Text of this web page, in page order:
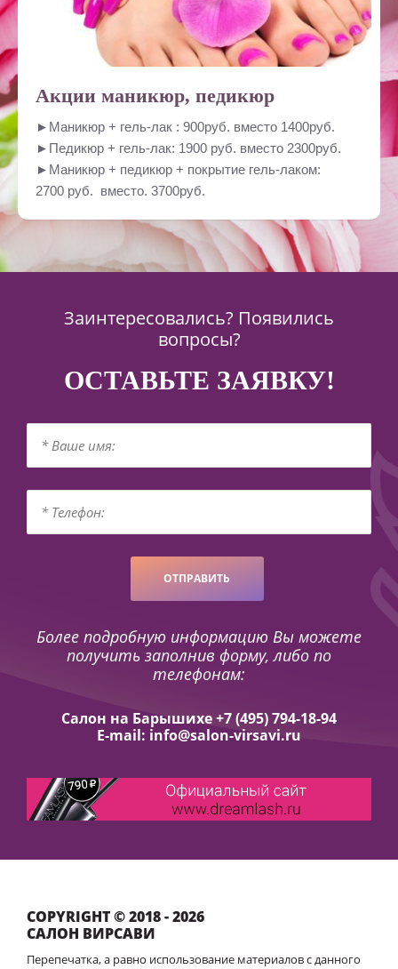
Акции маникюр, педикюр
►Маникюр + гель-лак : 900руб. вместо 1400руб.
►Педикюр + гель-лак: 1900 руб. вместо 2300руб.
►Маникюр + педикюр + покрытие гель-лаком:
2700 руб. вместо. 3700руб.
Заинтересовались? Появились
вопросы?
ОСТАВЬТЕ ЗАЯВКУ!
ОТПРАВИТЬ
Более подробную информацию Вы можете
получить заполнив форму, либо по
телефонам:
Салон на Барышихе +7 (495) 794-18-94
E-mail: info@salon-virsavi.ru
COPYRIGHT © 2018 - 2026
САЛОН ВИРСАВИ
Перепечатка, а равно использование материалов с данного